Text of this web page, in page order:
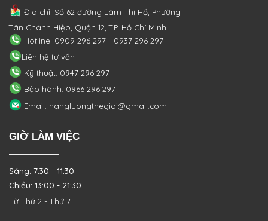
Địa chỉ: Số 62 đường Lâm Thị Hố, Phường
Tân Chánh Hiệp, Quận 12, TP. Hồ Chí Minh
Hotline: 0909 296 297 - 0937 296 297
Liên hệ tư vấn
Kỹ thuật: 0947 296 297
Bảo hành: 0966 296 297
Email: nangluongthegioi@gmail.com
GIỜ LÀM VIỆC
Sáng: 7:30 - 11:30
Chiều: 13:00 - 21:30
Từ Thứ 2 - Thứ 7